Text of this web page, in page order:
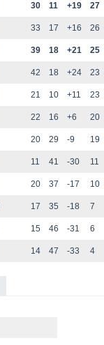
30 11 +19 27
33 17 +16 26
39 18 +21 25
42 18 +24 23
21 10 +11 23
22 16 +6 20
20 29 -9 19
11 41 -30 11
20 37 -17 10
17 35 -18 7
15 46 -31 6
14 47 -33 4